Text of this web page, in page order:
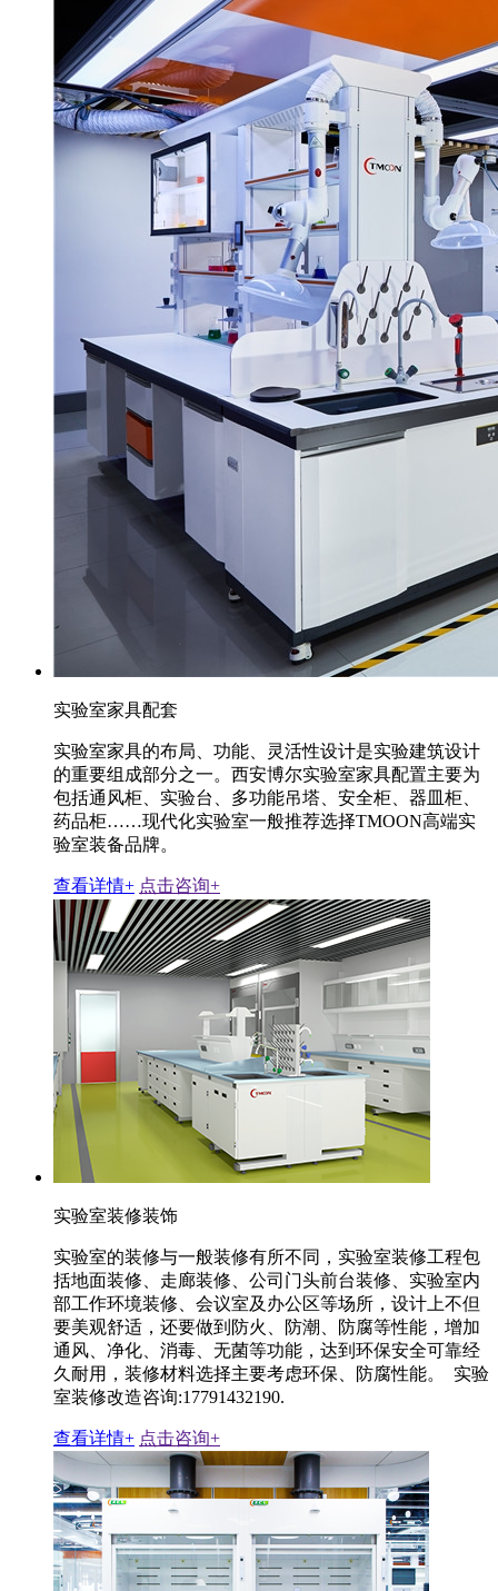
实验室家具配套
实验室家具的布局、功能、灵活性设计是实验建筑设计
的重要组成部分之一。西安博尔实验室家具配置主要为
包括通风柜、实验台、多功能吊塔、安全柜、器皿柜、
药品柜……现代化实验室一般推荐选择TMOON高端实
验室装备品牌。
查看详情+ 点击咨询+
实验室装修装饰
实验室的装修与一般装修有所不同，实验室装修工程包
括地面装修、走廊装修、公司门头前台装修、实验室内
部工作环境装修、会议室及办公区等场所，设计上不但
要美观舒适，还要做到防火、防潮、防腐等性能，增加
通风、净化、消毒、无菌等功能，达到环保安全可靠经
久耐用，装修材料选择主要考虑环保、防腐性能。 实验
室装修改造咨询:17791432190.
查看详情+ 点击咨询+